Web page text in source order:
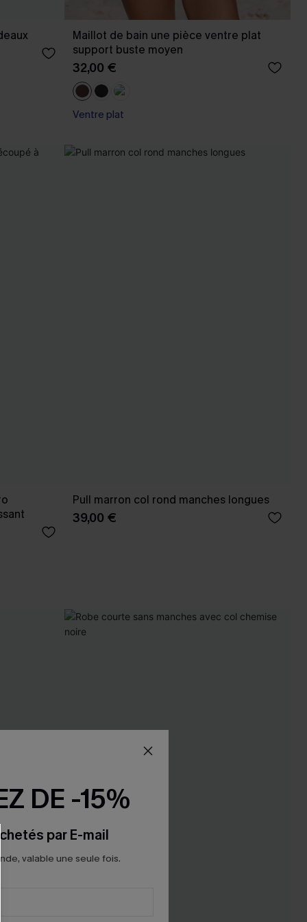
Maillot de bain une pièce ventre plat
support buste moyen
32,00 €
Ventre plat
Pull marron col rond manches longues
39,00 €
DE -15%
par E-mail
valable une seule fois.